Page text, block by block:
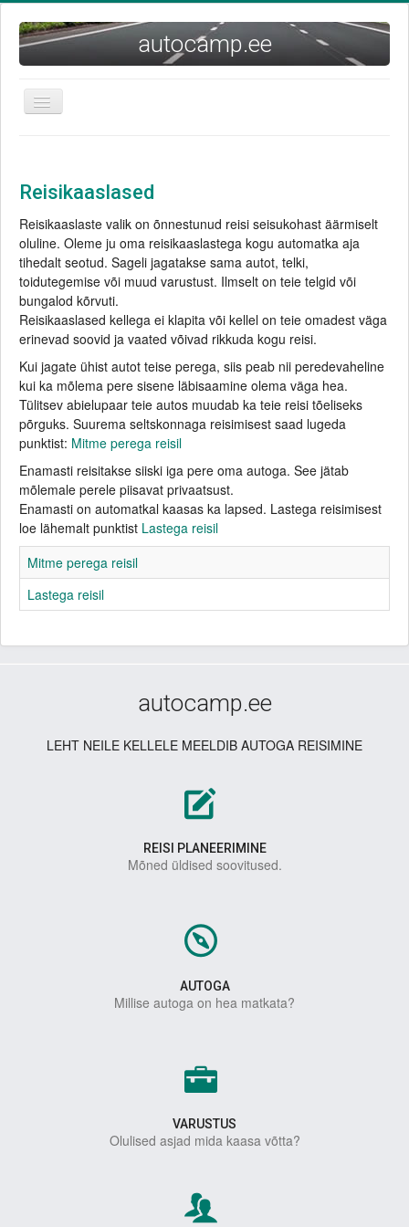
autocamp.ee
Näita/Peida
menüüd
AUTOGA
TURVALISELT
REISIKAASLASED
REISIJUTUD JA ARTIKLID
RIIGID
KASULIKKE LINKE
Reisikaaslased
Reisikaaslaste valik on õnnestunud reisi seisukohast äärmiselt
oluline. Oleme ju oma reisikaaslastega kogu automatka aja
tihedalt seotud. Sageli jagatakse sama autot, telki,
toidutegemise või muud varustust. Ilmselt on teie telgid või
bungalod kõrvuti.
Reisikaaslased kellega ei klapita või kellel on teie omadest väga
erinevad soovid ja vaated võivad rikkuda kogu reisi.
Kui jagate ühist autot teise perega, siis peab nii peredevaheline
kui ka mõlema pere sisene läbisaamine olema väga hea.
Tülitsev abielupaar teie autos muudab ka teie reisi tõeliseks
põrguks. Suurema seltskonnaga reisimisest saad lugeda
punktist: Mitme perega reisil
Enamasti reisitakse siiski iga pere oma autoga. See jätab
mõlemale perele piisavat privaatsust.
Enamasti on automatkal kaasas ka lapsed. Lastega reisimisest
loe lähemalt punktist Lastega reisil
Mitme perega reisil
Lastega reisil
autocamp.ee
LEHT NEILE KELLELE MEELDIB AUTOGA REISIMINE
REISI PLANEERIMINE
Mõned üldised soovitused.
AUTOGA
Millise autoga on hea matkata?
VARUSTUS
Olulised asjad mida kaasa võtta?